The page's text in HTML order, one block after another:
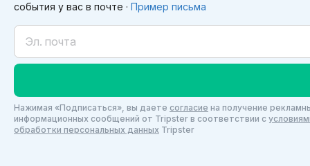
события у вас в почте · Пример письма
Нажимая «Подписаться», вы даете согласие на получение
информационных сообщений от Tripster в соответствии c
обработки персональных данных Tripster